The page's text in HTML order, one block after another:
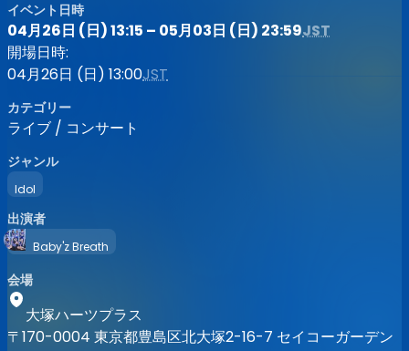
イベント日時
04月26日 (日) 13:15 – 05月03日 (日) 23:59JST
開場日時:
04月26日 (日) 13:00JST
カテゴリー
ライブ / コンサート
ジャンル
Idol
出演者
Baby'z Breath
会場
大塚ハーツプラス
〒170-0004 東京都豊島区北大塚2-16-7 セイコーガーデン